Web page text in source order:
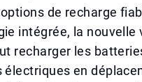
de recharge
intégrée, la nouvelle
recharger les
électriques en